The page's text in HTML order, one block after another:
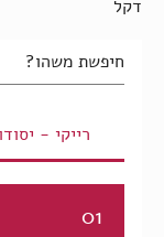
דקל
רייקי -
01